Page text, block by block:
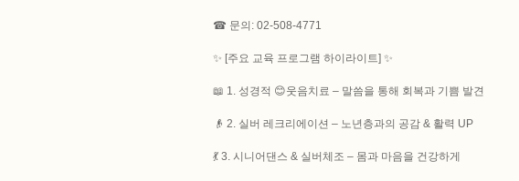
☎ 문의: 02-508-4771
✨ [주요 교육 프로그램 하이라이트] ✨
📖 1. 성경적 😊웃음치료 – 말씀을 통해 회복과 기쁨 발견
👴 2. 실버 레크리에이션 – 노년층과의 공감 & 활력 UP
💃 3. 시니어댄스 & 실버체조 – 몸과 마음을 건강하게